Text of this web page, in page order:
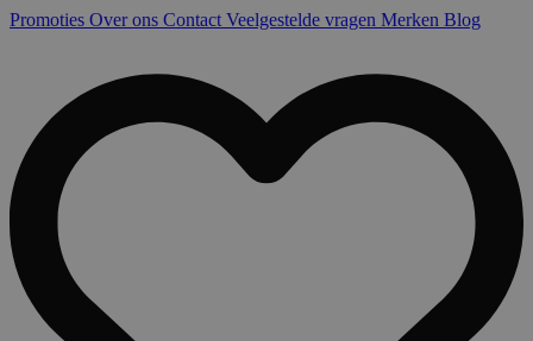
Promoties Over ons Contact Veelgestelde vragen Merken Blog